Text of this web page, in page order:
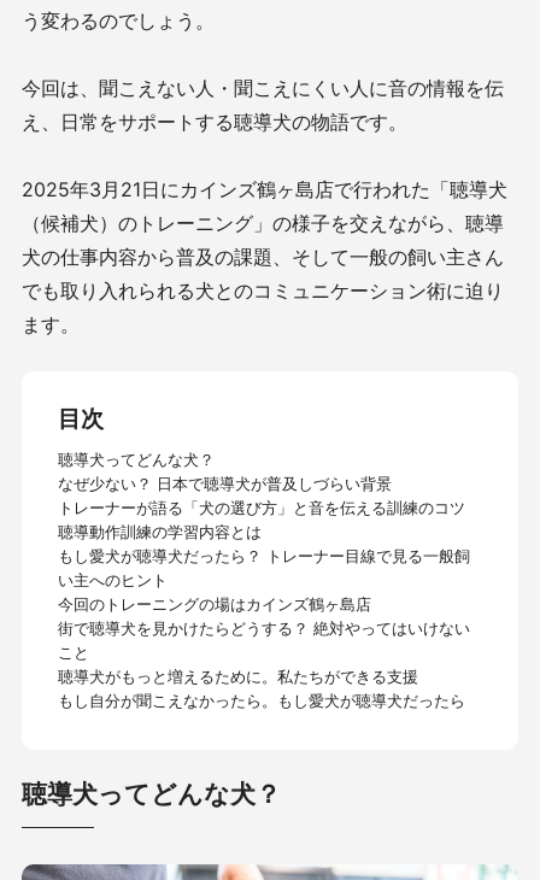
う変わるのでしょう。
今回は、聞こえない人・聞こえにくい人に音の情報を伝
え、日常をサポートする聴導犬の物語です。
2025年3月21日にカインズ鶴ヶ島店で行われた「聴導犬
（候補犬）のトレーニング」の様子を交えながら、聴導
犬の仕事内容から普及の課題、そして一般の飼い主さん
でも取り入れられる犬とのコミュニケーション術に迫り
ます。
目次
聴導犬ってどんな犬？
なぜ少ない？ 日本で聴導犬が普及しづらい背景
トレーナーが語る「犬の選び方」と音を伝える訓練のコツ
聴導動作訓練の学習内容とは
もし愛犬が聴導犬だったら？ トレーナー目線で見る一般飼
い主へのヒント
今回のトレーニングの場はカインズ鶴ヶ島店
街で聴導犬を見かけたらどうする？ 絶対やってはいけない
こと
聴導犬がもっと増えるために。私たちができる支援
もし自分が聞こえなかったら。もし愛犬が聴導犬だったら
聴導犬ってどんな犬？